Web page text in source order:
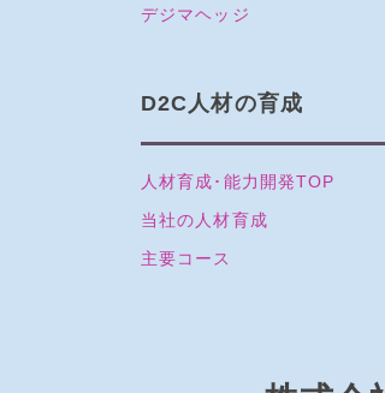
デジマヘッジ
D2C人材の育成
人材育成･能力開発TOP
当社の人材育成
主要コース